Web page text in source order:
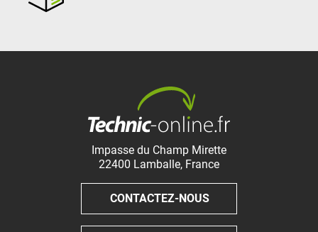
Impasse du Champ Mirette
22400 Lamballe, France
CONTACTEZ-NOUS